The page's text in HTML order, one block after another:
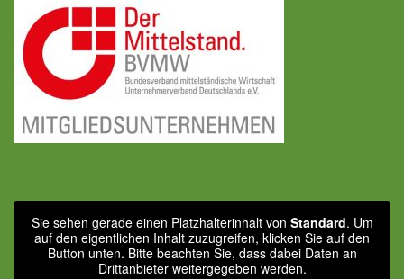
Sie sehen gerade einen Platzhalterinhalt von Standard. Um
auf den eigentlichen Inhalt zuzugreifen, klicken Sie auf den
Button unten. Bitte beachten Sie, dass dabei Daten an
Drittanbieter weitergegeben werden.